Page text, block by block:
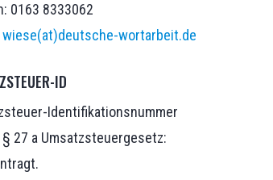
0163 8333062
wiese(at)deutsche-wortarbeit.de
ID
Identifikationsnummer
§ 27 a Umsatzsteuergesetz: